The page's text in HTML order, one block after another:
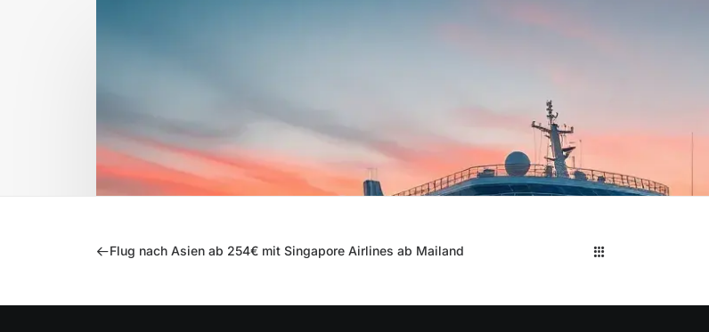
Flug nach Asien ab 254€ mit Singapore Airlines ab Mailand